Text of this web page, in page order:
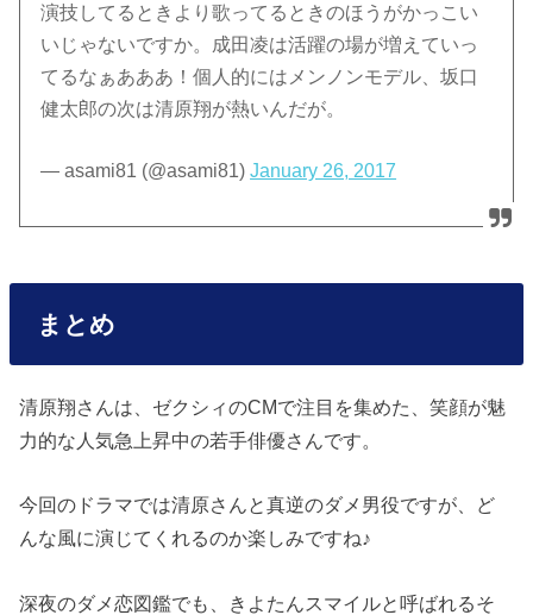
演技してるときより歌ってるときのほうがかっこい
いじゃないですか。成田凌は活躍の場が増えていっ
てるなぁあああ！個人的にはメンノンモデル、坂口
健太郎の次は清原翔が熱いんだが。
— asami81 (@asami81)January 26, 2017
まとめ
清原翔さんは、ゼクシィのCMで注目を集めた、笑顔が魅
力的な人気急上昇中の若手俳優さんです。
今回のドラマでは清原さんと真逆のダメ男役ですが、ど
んな風に演じてくれるのか楽しみですね♪
深夜のダメ恋図鑑でも、きよたんスマイルと呼ばれるそ